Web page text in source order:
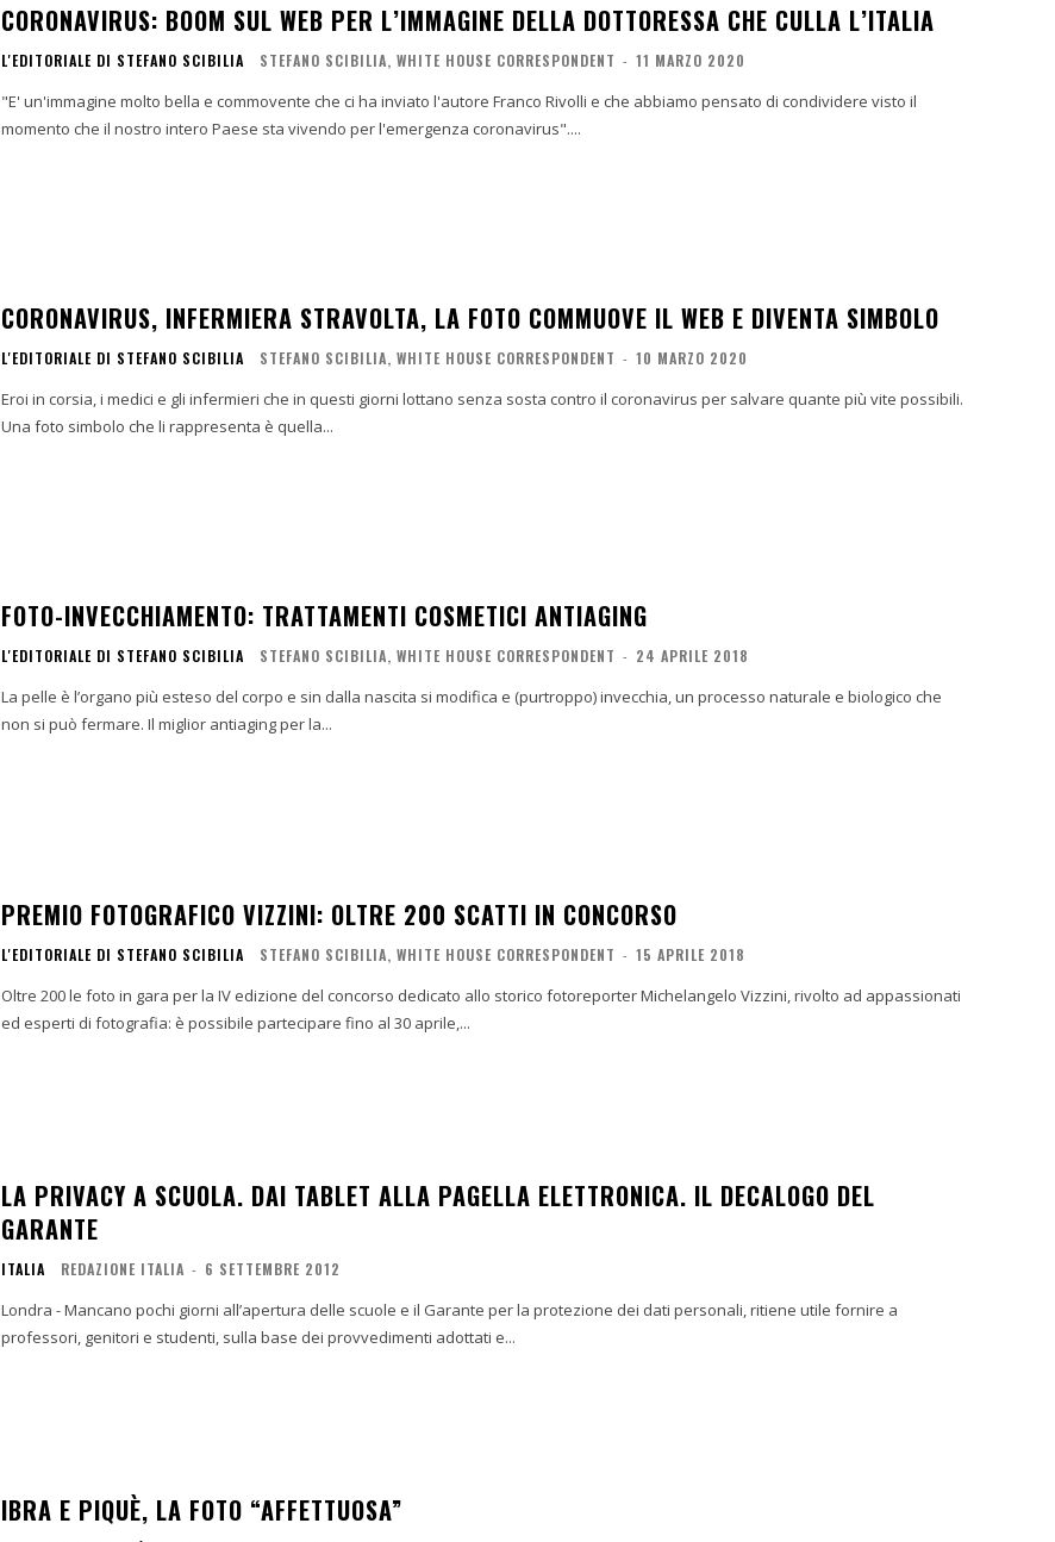
CORONAVIRUS: BOOM SUL WEB PER L’IMMAGINE DELLA DOTTORESSA CHE CULLA L’ITALIA
L'EDITORIALE DI STEFANO SCIBILIA STEFANO SCIBILIA, WHITE HOUSE CORRESPONDENT - 11 MARZO 2020
"E' un'immagine molto bella e commovente che ci ha inviato l'autore Franco Rivolli e che abbiamo pensato di condividere visto il
momento che il nostro intero Paese sta vivendo per l'emergenza coronavirus"....
CORONAVIRUS, INFERMIERA STRAVOLTA, LA FOTO COMMUOVE IL WEB E DIVENTA SIMBOLO
L'EDITORIALE DI STEFANO SCIBILIA STEFANO SCIBILIA, WHITE HOUSE CORRESPONDENT - 10 MARZO 2020
Eroi in corsia, i medici e gli infermieri che in questi giorni lottano senza sosta contro il coronavirus per salvare quante più vite possibili.
Una foto simbolo che li rappresenta è quella...
FOTO-INVECCHIAMENTO: TRATTAMENTI COSMETICI ANTIAGING
L'EDITORIALE DI STEFANO SCIBILIA STEFANO SCIBILIA, WHITE HOUSE CORRESPONDENT - 24 APRILE 2018
La pelle è l’organo più esteso del corpo e sin dalla nascita si modifica e (purtroppo) invecchia, un processo naturale e biologico che
non si può fermare. Il miglior antiaging per la...
PREMIO FOTOGRAFICO VIZZINI: OLTRE 200 SCATTI IN CONCORSO
L'EDITORIALE DI STEFANO SCIBILIA STEFANO SCIBILIA, WHITE HOUSE CORRESPONDENT - 15 APRILE 2018
Oltre 200 le foto in gara per la IV edizione del concorso dedicato allo storico fotoreporter Michelangelo Vizzini, rivolto ad appassionati
ed esperti di fotografia: è possibile partecipare fino al 30 aprile,...
LA PRIVACY A SCUOLA. DAI TABLET ALLA PAGELLA ELETTRONICA. IL DECALOGO DEL
GARANTE
ITALIA REDAZIONE ITALIA - 6 SETTEMBRE 2012
Londra - Mancano pochi giorni all’apertura delle scuole e il Garante per la protezione dei dati personali, ritiene utile fornire a
professori, genitori e studenti, sulla base dei provvedimenti adottati e...
IBRA E PIQUÈ, LA FOTO “AFFETTUOSA”